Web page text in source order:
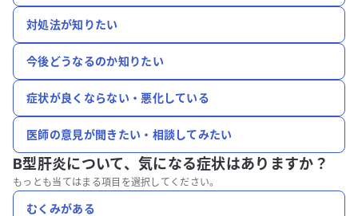
対処法が知りたい
今後どうなるのか知りたい
症状が良くならない・悪化している
医師の意見が聞きたい・相談してみたい
B型肝炎について、 気になる症状はありますか？
もっとも当てはまる項目を選択してください。
むくみがある